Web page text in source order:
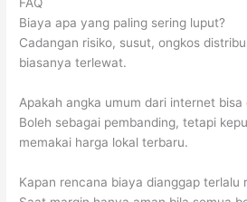
FAQ
Biaya apa yang paling sering luput?
Cadangan risiko, susut, ongkos
biasanya terlewat.
Apakah angka umum dari internet bisa
Boleh sebagai pembanding, tetapi
memakai harga lokal terbaru.
Kapan rencana biaya dianggap terlalu